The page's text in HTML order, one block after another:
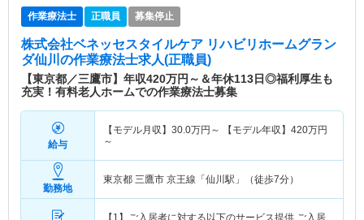
作業療法士 正職員 募集停止
株式会社ベネッセスタイルケア リハビリホームグラン
ダ仙川 の作業療法士求人(正職員)
【東京都／三鷹市】年収420万円～＆年休113日◎福利厚生も
充実！有料老人ホームでの作業療法士募集
給与
【モデル月収】 30.0万円～ 【モデル年収】 420万円
～
勤務地
東京都 三鷹市 京王線「仙川駅」（徒歩7分）